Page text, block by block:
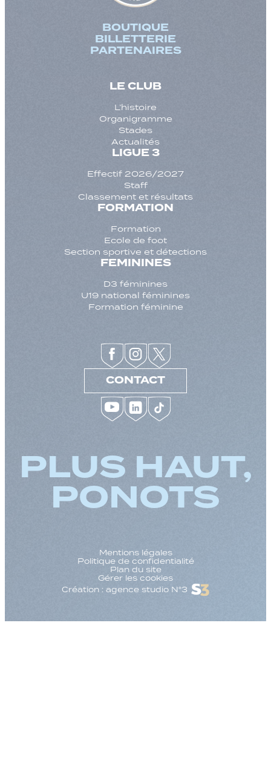
BOUTIQUE
BILLETTERIE
PARTENAIRES
LE CLUB
L’histoire
Organigramme
Stades
Actualités
LIGUE 3
Effectif 2026/2027
Staff
Classement et résultats
FORMATION
Formation
Ecole de foot
Section sportive et détections
FEMININES
D3 féminines
U19 national féminines
Formation féminine
CONTACT
PLUS HAUT,
PONOTS
Mentions légales
Politique de confidentialité
Plan du site
Gérer les cookies
Création : agence studio N°3